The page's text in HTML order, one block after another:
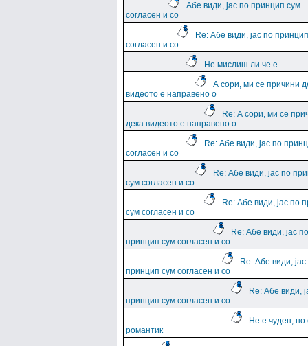
Абе види, јас по принцип сум
согласен и со
Re: Абе види, јас по
согласен и со
Не мислиш ли че е
А сори, ми се причини
видеото е направено о
Re: А сори, ми се
дека видеото е направено о
Re: Абе види, јас по
согласен и со
Re: Абе види, јас по
сум согласен и со
Re: Абе види, јас по
сум согласен и со
Re: Абе види, јас по
принцип сум согласен и со
Re: Абе види,
принцип сум согласен и со
Re: Абе види,
принцип сум согласен и со
Не е чуден, но
романтик